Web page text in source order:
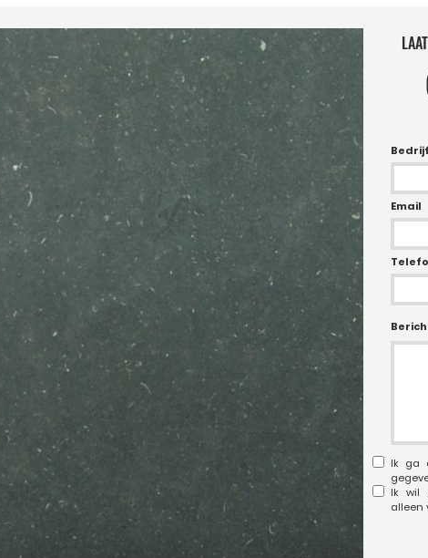
Bedrijf
Email
Ik ga
Ik wil
alleen